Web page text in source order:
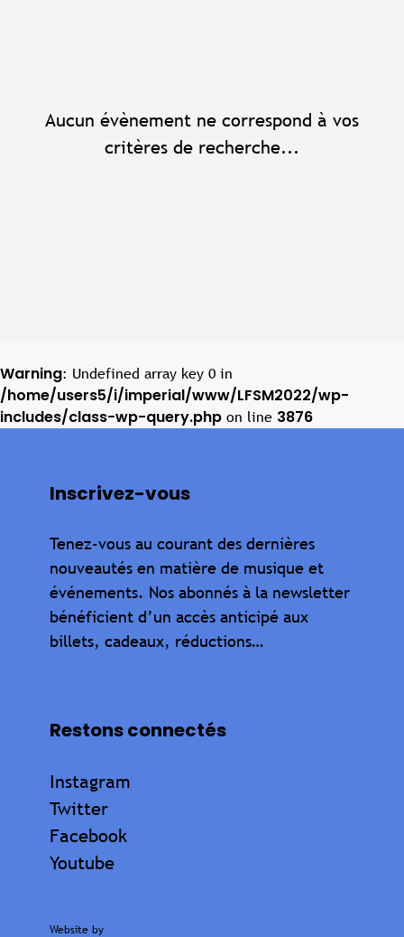
Aucun évènement ne correspond à vos
critères de recherche...
Warning: Undefined array key 0 in
/home/users5/i/imperial/www/LFSM2022/wp-
includes/class-wp-query.php on line 3876
Inscrivez-vous
Tenez-vous au courant des dernières
nouveautés en matière de musique et
événements. Nos abonnés à la newsletter
bénéficient d’un accès anticipé aux
billets, cadeaux, réductions…
Restons connectés
Instagram
Twitter
Facebook
Youtube
Website by